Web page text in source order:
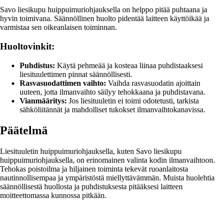
Savo liesikupu huippuimuriohjauksella on helppo pitää puhtaana ja
hyvin toimivana. Säännöllinen huolto pidentää laitteen käyttöikää ja
varmistaa sen oikeanlaisen toiminnan.
Huoltovinkit:
Puhdistus: Käytä pehmeää ja kosteaa liinaa puhdistaaksesi
liesituulettimen pinnat säännöllisesti.
Rasvasuodattimen vaihto: Vaihda rasvasuodatin ajoittain
uuteen, jotta ilmanvaihto säilyy tehokkaana ja puhdistavana.
Vianmääritys: Jos liesituuletin ei toimi odotetusti, tarkista
sähköliitännät ja mahdolliset tukokset ilmanvaihtokanavissa.
Päätelmä
Liesituuletin huippuimuriohjauksella, kuten Savo liesikupu
huippuimuriohjauksella, on erinomainen valinta kodin ilmanvaihtoon.
Tehokas poistoilma ja hiljainen toiminta tekevät ruoanlaitosta
nautinnollisempaa ja ympäristöstä miellyttävämmän. Muista huolehtia
säännöllisestä huollosta ja puhdistuksesta pitääksesi laitteen
moitteettomassa kunnossa pitkään.